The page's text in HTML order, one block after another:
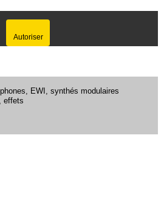
Autoriser
EWI, synthés modulaires
effets